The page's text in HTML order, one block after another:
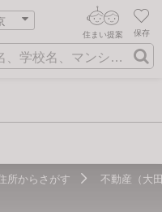
保存
住まい提案
学校区
所からさがす 不動産（大